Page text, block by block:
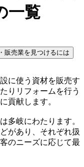
一覧
販売業を見つけるには
に使う資材を販売す
りリフォームを行う
貢献します。
多岐にわたります。
があり、それぞれ扱
のニーズに応じて最